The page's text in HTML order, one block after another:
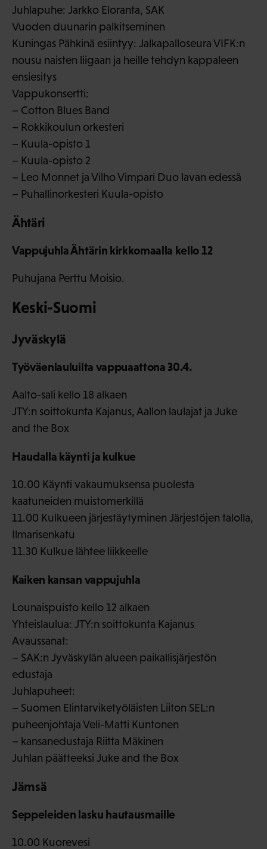
Juhlapuhe: Jarkko Eloranta, SAK
Vuoden duunarin palkitseminen
Kuningas Pähkinä esiintyy: Jalkapalloseura VIFK:n
nousu naisten liigaan ja heille tehdyn kappaleen
ensiesitys
Vappukonsertti:
– Cotton Blues Band
– Rokkikoulun orkesteri
– Kuula-opisto 1
– Kuula-opisto 2
– Leo Monnet ja Vilho Vimpari Duo lavan edessä
– Puhallinorkesteri Kuula-opisto
Ähtäri
Vappujuhla Ähtärin kirkkomaalla kello 12
Puhujana Perttu Moisio.
Keski-Suomi
Jyväskylä
Työväenlauluilta vappuaattona 30.4.
Aalto-sali kello 18 alkaen
JTY:n soittokunta Kajanus, Aallon laulajat ja Juke
and the Box
Haudalla käynti ja kulkue
10.00 Käynti vakaumuksensa puolesta
kaatuneiden muistomerkillä
11.00 Kulkueen järjestäytyminen Järjestöjen talolla,
Ilmarisenkatu
11.30 Kulkue lähtee liikkeelle
Kaiken kansan vappujuhla
Lounaispuisto kello 12 alkaen
Yhteislaulua: JTY:n soittokunta Kajanus
Avaussanat:
– SAK:n Jyväskylän alueen paikallisjärjestön
edustaja
Juhlapuheet:
– Suomen Elintarviketyöläisten Liiton SEL:n
puheenjohtaja Veli-Matti Kuntonen
– kansanedustaja Riitta Mäkinen
Juhlan päätteeksi Juke and the Box
Jämsä
Seppeleiden lasku hautausmaille
10.00 Kuorevesi